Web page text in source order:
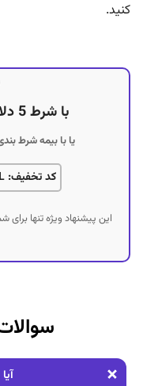
کنید.
با شرط 5 دلاری تا 200 دلار برنده شو!
یا با بیمه شرط بندی خیال
کد تخفیف: AJXNEQL
این پیشنهاد ویژه تنها